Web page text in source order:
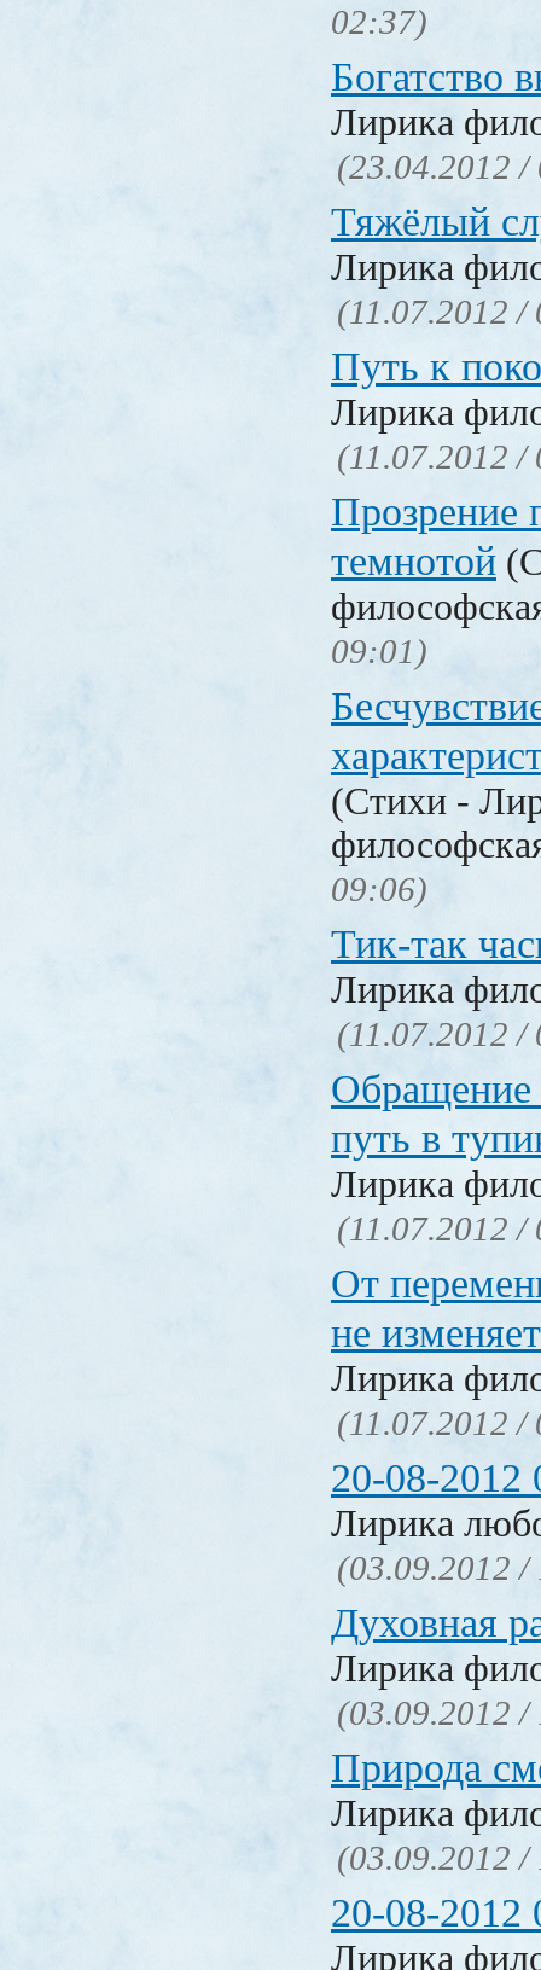
02:37)
Богатство
Лирика
(23.04.2012 /
Тяжёлый
Лирика
(11.07.2012 /
Путь к
Лирика
(11.07.2012 /
Прозрение
темнотой
09:01)
(Стихи -
09:06)
Тик-так
Лирика
(11.07.2012 /
путь в
Лирика
(11.07.2012 /
От
не
Лирика
(11.07.2012 /
20-08-2012
Лирика
(03.09.2012 /
Духовная
Лирика
(03.09.2012 /
Природа
Лирика
(03.09.2012 /
20-08-2012
Лирика